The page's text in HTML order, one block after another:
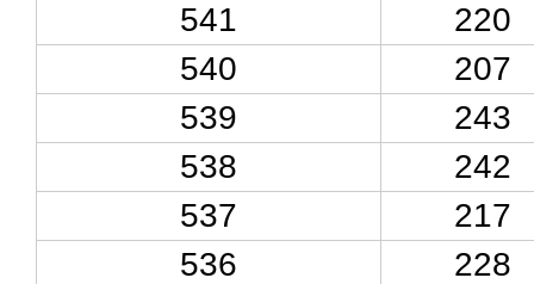
541
220
540
207
539
243
538
242
537
217
536
228